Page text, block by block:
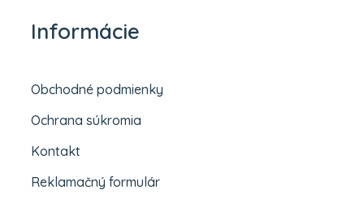
Informácie
Obchodné podmienky
Ochrana súkromia
Kontakt
Reklamačný formulár